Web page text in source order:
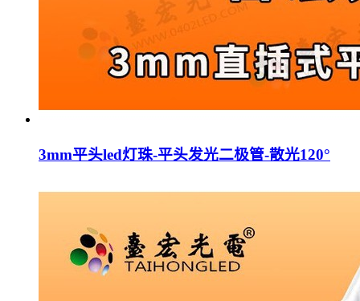
3mm平头led灯珠-平头发光二极管-散光120°